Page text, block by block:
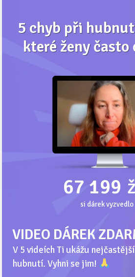
5 chyb při
které ženy
67 199
si dárek vyzvedlo
VIDEO DÁREK
V 5 videích Ti ukážu
hubnutí. Vyhni se jim!